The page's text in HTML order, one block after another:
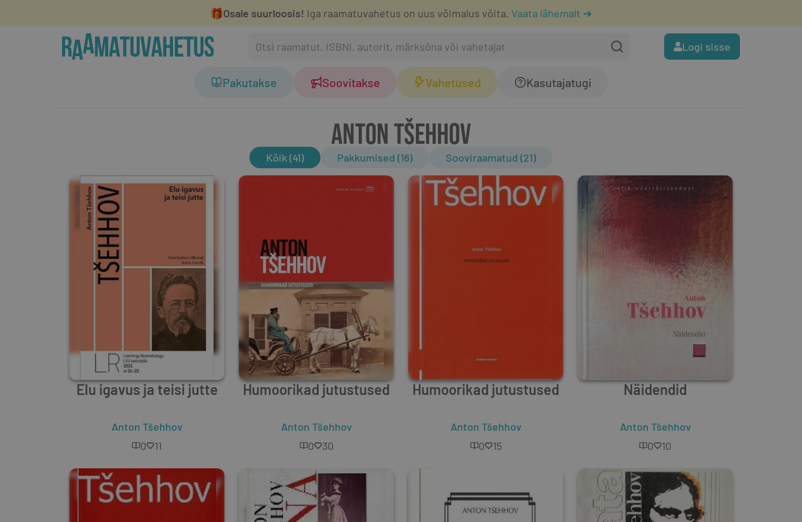
🎁Osale suurloosis! Iga raamatuvahetus on uus võimalus võita. Vaata lähemalt ➔
Logi sisse
Pakutakse Soovitakse Vahetused Kasutajatugi
ANTON TŠEHHOV
Kõik (41) Pakkumised (16) Sooviraamatud (21)
Elu igavus ja teisi jutte
Anton Tšehhov
0
11
Humoorikad jutustused
Anton Tšehhov
0
30
Humoorikad jutustused
Anton Tšehhov
0
15
Näidendid
Anton Tšehhov
0
10